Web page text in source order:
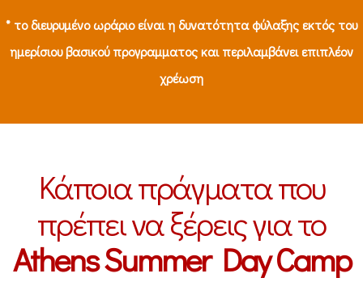
* το διευρυμένο ωράριο είναι η δυνατότητα φύλαξης εκτός του
ημερίσιου βασικού προγραμματος και περιλαμβάνει επιπλέον
χρέωση
Κάποια πράγματα που
πρέπει να ξέρεις για το
Athens Summer Day Camp